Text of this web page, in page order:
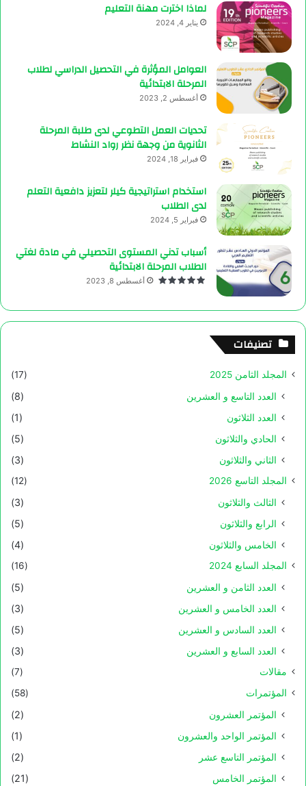
لماذا اخترت مهنة التعليم
يناير 4, 2024
العوامل المؤثرة في التحصيل الدراسي لطلاب
المرحلة الابتدائية
أغسطس 2, 2023
تحديات العمل التطوعي لدى طلبة المرحلة
الثانوية من وجهة نظر رواد النشاط
فبراير 18, 2024
استخدام استراتيجية كيلر لتعزيز دافعية التعلم
لدى الطلاب
فبراير 5, 2024
أسباب تدني المستوى التحصيلي في مادة لغتي
الطلاب المرحلة الابتدائية
أغسطس 8, 2023
تصنيفات
المجلد الثامن 2025 (17)
العدد التاسع و العشرين
(8)
العدد الثلاثون
(1)
الحادي والثلاثون
(5)
الثاني والثلاثون
(3)
المجلد التاسع 2026 (12)
الثالث والثلاثون
(3)
الرابع والثلاثون
(5)
الخامس والثلاثون
(4)
المجلد السابع 2024 (16)
العدد الثامن و العشرين
(5)
العدد الخامس و العشرين
(3)
العدد السادس و العشرين
(5)
العدد السابع و العشرين
(3)
مقالات
(7)
المؤتمرات
(58)
المؤتمر العشرون
(2)
المؤتمر الواحد والعشرون
(1)
المؤتمر التاسع عشر
(2)
المؤتمر الخامس
(21)